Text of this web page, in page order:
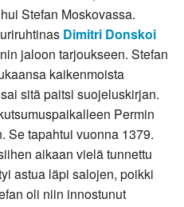
Stefan Moskovassa.
Dimitri Donskoi
jaloon tarjoukseen. Stefan
kaikenmoista
sitä paitsi suojeluskirjan.
Permin
Se tapahtui vuonna 1379.
aikaan vielä tunnettu
astua läpi salojen, poikki
oli niin innostunut